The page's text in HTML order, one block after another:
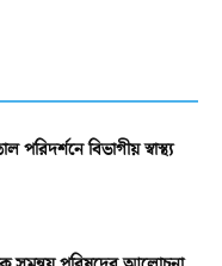
পরিদর্শনে বিভাগীয় স্বাস্থ্য